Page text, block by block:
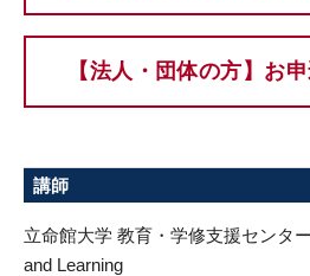
【法人・団体の方】お
講師
立命館大学 教育・学修支援センタ
and Learning